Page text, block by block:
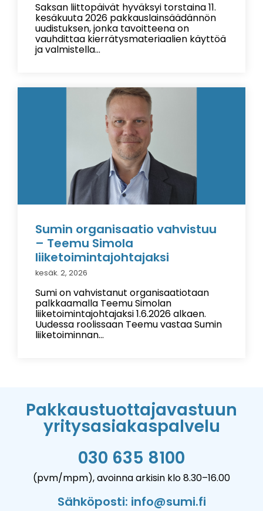
Saksan liittopäivät hyväksyi torstaina 11.
kesäkuuta 2026 pakkauslainsäädännön
uudistuksen, jonka tavoitteena on
vauhdittaa kierrätysmateriaalien käyttöä
ja valmistella...
Sumin organisaatio vahvistuu
– Teemu Simola
liiketoimintajohtajaksi
kesäk. 2, 2026
Sumi on vahvistanut organisaatiotaan
palkkaamalla Teemu Simolan
liiketoimintajohtajaksi 1.6.2026 alkaen.
Uudessa roolissaan Teemu vastaa Sumin
liiketoiminnan...
Pakkaustuottajavastuun
yritysasiakaspalvelu
030 635 8100
(pvm/mpm), avoinna arkisin klo 8.30–16.00
Sähköposti: info@sumi.fi